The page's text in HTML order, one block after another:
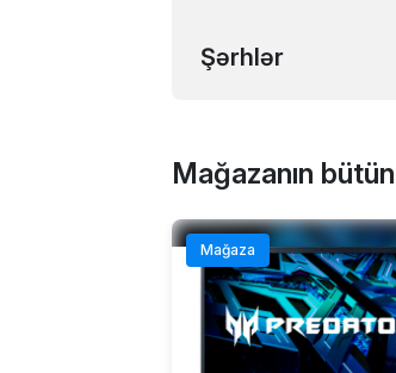
Şərhlər
Mağazanın
Mağaza